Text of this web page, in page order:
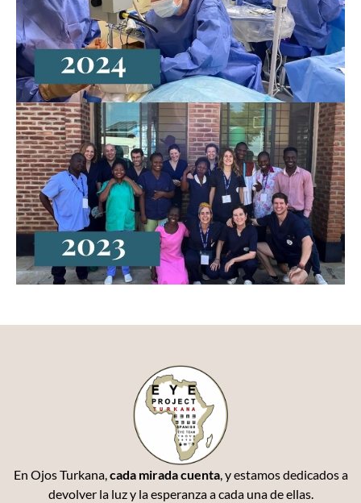
En Ojos Turkana,cada mirada cuenta, y estamos dedicados a
devolver la luz y la esperanza a cada una de ellas.